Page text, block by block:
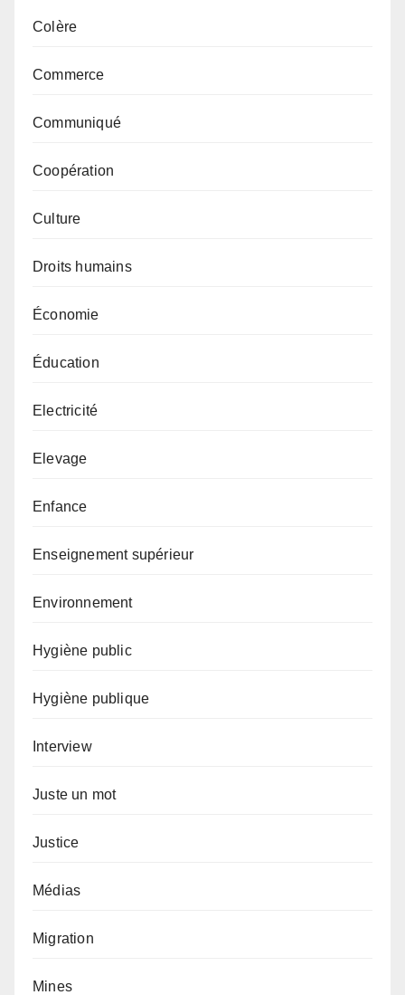
Colère
Commerce
Communiqué
Coopération
Culture
Droits humains
Économie
Éducation
Electricité
Elevage
Enfance
Enseignement supérieur
Environnement
Hygiène public
Hygiène publique
Interview
Juste un mot
Justice
Médias
Migration
Mines